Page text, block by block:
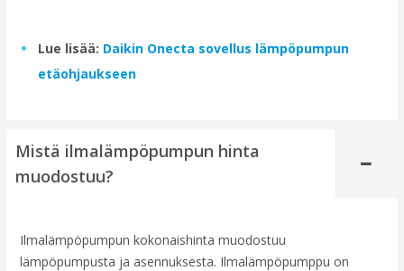
Lue lisää: Daikin Onecta sovellus lämpöpumpun
etäohjaukseen
Mistä ilmalämpöpumpun hinta
muodostuu?
Ilmalämpöpumpun kokonaishinta muodostuu
lämpöpumpusta ja asennuksesta. Ilmalämpöpumppu on